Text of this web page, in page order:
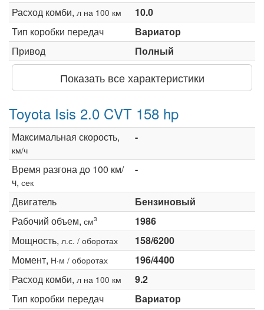
Расход комби, л на 100 км
10.0
Тип коробки передач
Вариатор
Привод
Полный
Показать все характеристики
Toyota Isis 2.0 CVT 158 hp
Максимальная скорость,
км/ч
-
Время разгона до 100 км/
ч, сек
-
Двигатель
Бензиновый
Рабочий объем, см3
1986
Мощность, л.с. / оборотах
158/6200
Момент, Н·м / оборотах
196/4400
Расход комби, л на 100 км
9.2
Тип коробки передач
Вариатор